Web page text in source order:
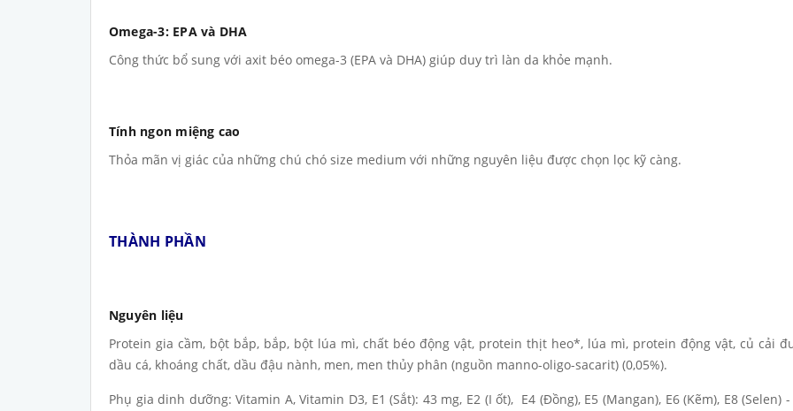
Omega-3: EPA và DHA
Công thức bổ sung với axit béo omega-3 (EPA và DHA) giúp duy trì làn da khỏe mạnh.
Tính ngon miệng cao
Thỏa mãn vị giác của những chú chó size medium với những nguyên liệu được chọn lọc kỹ càng.
THÀNH PHẦN
Nguyên liệu
Protein gia cầm, bột bắp, bắp, bột lúa mì, chất béo động vật, protein thịt heo*, lúa mì, protein động vật, củ cải
dầu cá, khoáng chất, dầu đậu nành, men, men thủy phân (nguồn manno-oligo-sacarit) (0,05%).
Phụ gia dinh dưỡng: Vitamin A, Vitamin D3, E1 (Sắt): 43 mg, E2 (I ốt), E4 (Đồng), E5 (Mangan), E6 (Kẽm), E8 (Selen)